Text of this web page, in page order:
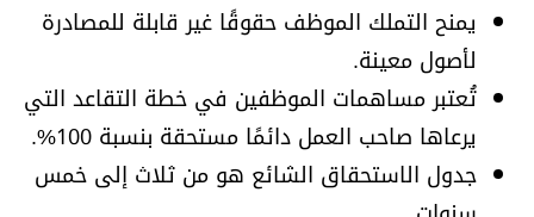
يمنح التملك الموظف حقوقًا غير قابلة للمصادرة
لأصول معينة.
تُعتبر مساهمات الموظفين في خطة التقاعد التي
يرعاها صاحب العمل دائمًا مستحقة بنسبة 100%.
جدول الاستحقاق الشائع هو من ثلاث إلى خمس